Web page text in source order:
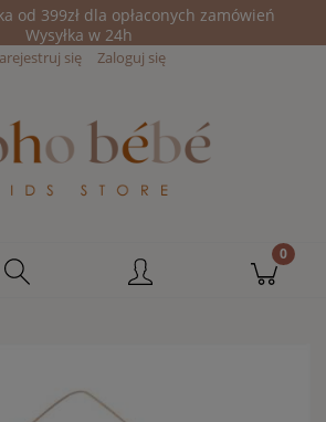
od 399zł dla opłaconych zamówień
Wysyłka w 24h
się Zaloguj się